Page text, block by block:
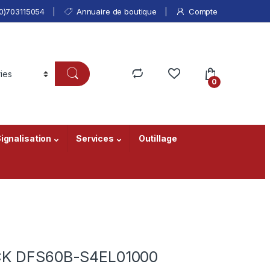
Annuaire de boutique Compte
0
Services Outillage
DFS60B-S4EL01000